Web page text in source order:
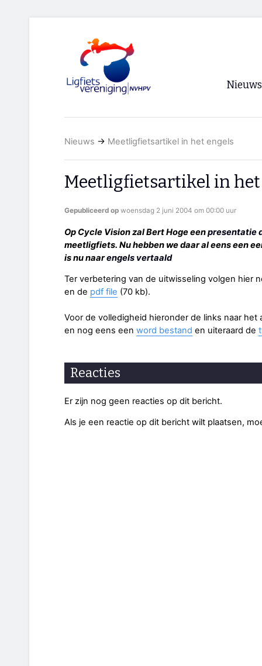
Nieuws
Nieuws → Meetligfietsartikel in het engels
Meetligfietsartikel in het
Gepubliceerd op woensdag 2 juni 2004 om 00:00 uur
Op Cycle Vision zal Bert Hoge eenpresentatie
meetligfiets. Nu hebben we daar al eens een
is nu naarengels vertaald
Ter verbetering van de uitwisseling volgen hier
en de pdf file (70 kb).
Voor de volledigheid hieronder de links naar
en nog eens een word bestand en uiteraard de
Reacties
Er zijn nog geen reacties op dit bericht.
Als je een reactie op dit bericht wilt plaatsen,